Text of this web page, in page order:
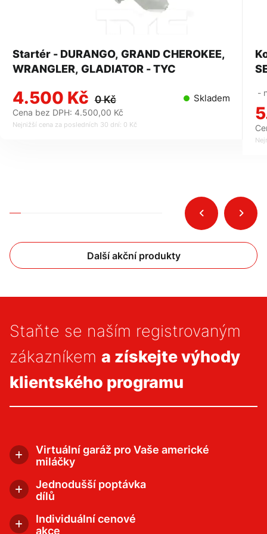
Startér - DURANGO, GRAND CHEROKEE,
4.500 Kč 0 Kč Skladem
Cena bez DPH: 4.500,00 Kč
Nejnižší cena za posledních 30 dní: 0 Kč
-
Další akční produkty
Staňte se naším registrovaným
zákazníkem a získejte výhody
klientského programu
Virtuální garáž pro Vaše americké
miláčky
s možností notifikace o kontrole STK. Hlavní
výhodou je jednoduší a rychlejší hledání dílů na
vaše vozidlo.
Jednodušší poptávka
dílů
které nejsou skladem nebo jste je na e-shopu
nenašli.
Individuální cenové
akce